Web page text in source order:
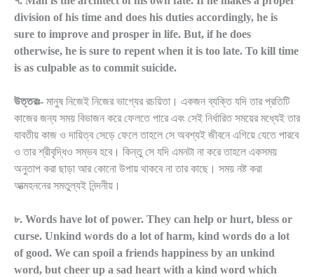
division of his time and does his duties accordingly, he is
sure to improve and prosper in life. But, if he does
otherwise, he is sure to repent when it is too late. To kill time
is as culpable as to commit suicide.
উত্তরঃ- মানুষ নিজেই নিজের ভাগ্যের রচয়িতা। একজন ব্যক্তি যদি তার প্রতিটি
কাজের জন্য সময় বিভাজন করে ফেলতে পারে এবং সেই নির্ধারিত সময়ের মধ্যেই তার
যাবতীয় কাজ ও দায়িত্ব সেড়ে ফেলে তাহলে সে অবশ্যই জীবনে এগিয়ে যেতে পারবে
ও তার শ্রীবৃদ্ধিও সম্ভব হবে। কিন্তু সে যদি এমনটা না করে তাহলে একসময়
অনুতাপ করা ছাড়া আর কোনো উপায় থাকবে না তার কাছে। সময় নষ্ট করা
আত্মহননের সমতুল্যই নিন্দনীয়।
৮. Words have lot of power. They can help or hurt, bless or
curse. Unkind words do a lot of harm, kind words do a lot
of good. We can spoil a friends happiness by an unkind
word, but cheer up a sad heart with a kind word which